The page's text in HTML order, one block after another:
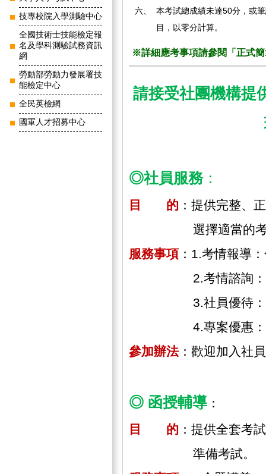
技專校院入學測驗中心
全國技術士技能檢定報
名及學科測驗試務資訊
網
勞動部勞動力發展署技
能檢定中心
全民英檢網
國軍人才招募中心
六、
本考試總成績未達50分，或
目，以零分計算。
※詳細應考事項請參閱「正式
請接受社團機構提
◎社員服務：
目 的 ：提供完整、
選擇適當的考
服務事項 ：1.考情報導
2.考情諮詢：提供
3.社員優待：社員
4.專案優惠：配合
參加辦法：歡迎加入社
◎ 函授輔導 ：
目 的 ：提供全套考
準備考試。